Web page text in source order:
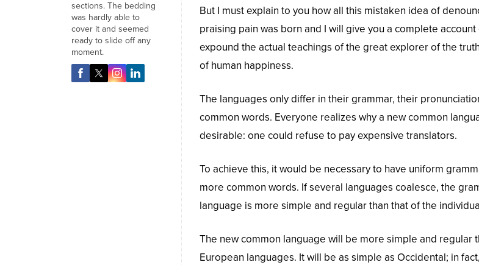
sections. The bedding
was hardly able to
cover it and seemed
ready to slide off any
moment.
But I must explain to you how all this mistaken idea of
praising pain was born and I will give you a complete
expound the actual teachings of the great explorer of the
of human happiness.
The languages only differ in their grammar, their
common words. Everyone realizes why a new common
desirable: one could refuse to pay expensive translators.
To achieve this, it would be necessary to have uniform
more common words. If several languages coalesce, the
language is more simple and regular than that of the
The new common language will be more simple and regular
European languages. It will be as simple as Occidental; in